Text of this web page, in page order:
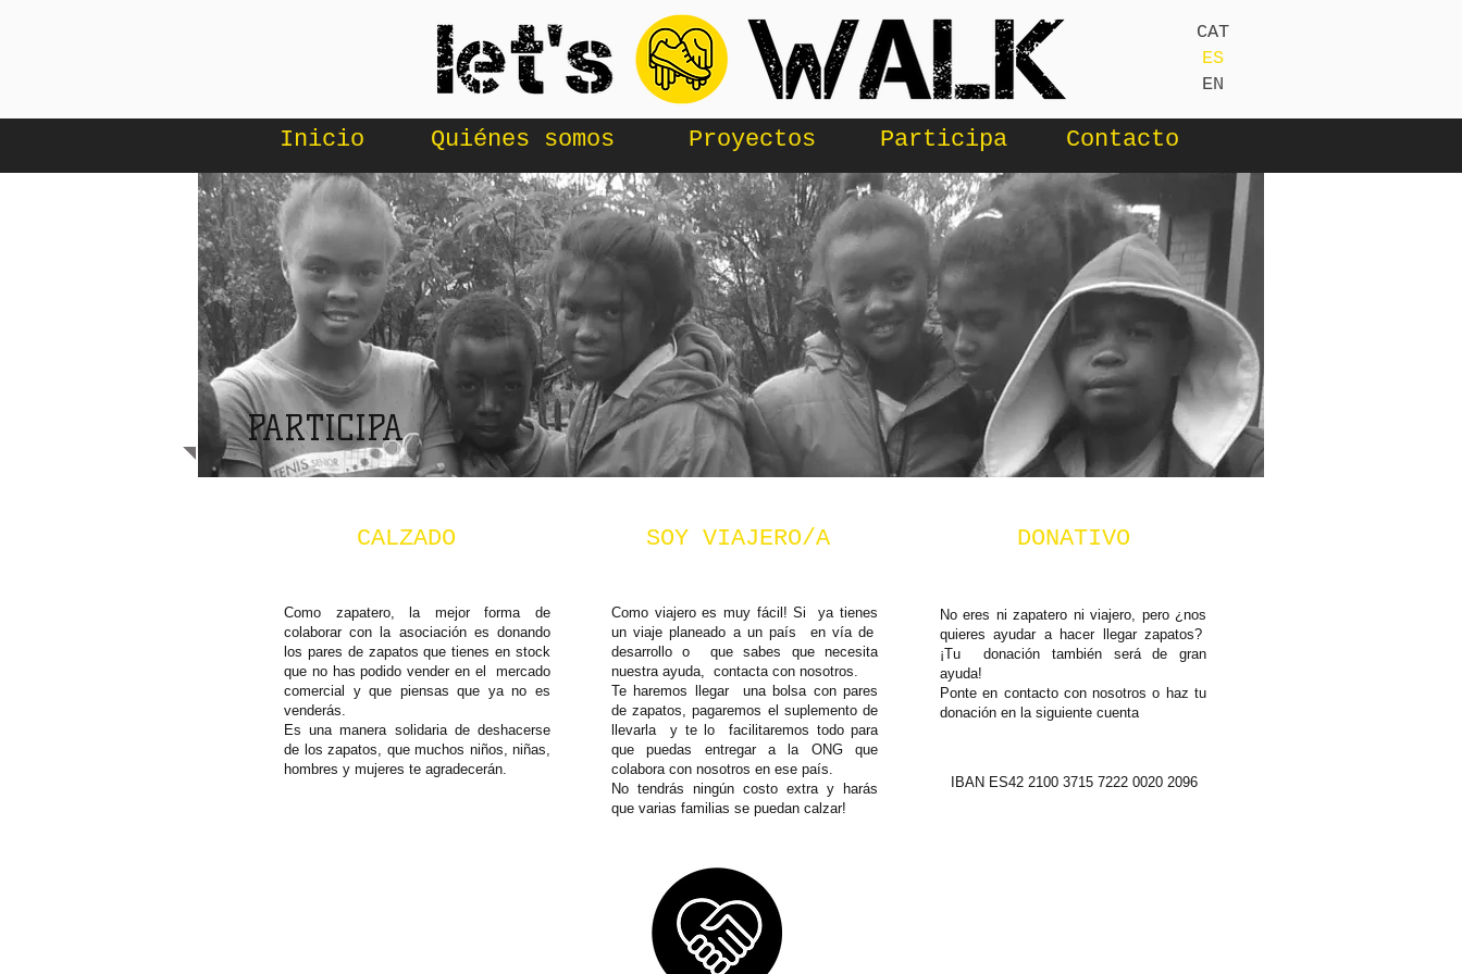
CAT
ES
EN
Inicio Quiénes somos Proyectos Participa Contacto
PARTICIPA
CALZADO
Como zapatero, la mejor forma de
colaborar con la asociación es donando
los pares de zapatos que tienes en stock
que no has podido vender en el mercado
comercial y que piensas que ya no es
venderás.
Es una manera solidaria de deshacerse
de los zapatos, que muchos niños, niñas,
hombres y mujeres te agradecerán.
SOY VIAJERO/A
Como viajero es muy fácil! Si ya tienes
un viaje planeado a un país en vía de
desarrollo o que sabes que necesita
nuestra ayuda, contacta con nosotros.
Te haremos llegar una bolsa con pares
de zapatos, pagaremos el suplemento de
llevarla y te lo facilitaremos todo para
que puedas entregar a la ONG que
colabora con nosotros en ese país.
No tendrás ningún costo extra y harás
que varias familias se puedan calzar!
DONATIVO
No eres ni zapatero ni viajero, pero ¿nos
quieres ayudar a hacer llegar zapatos?
¡Tu donación también será de gran
ayuda!
Ponte en contacto con nosotros o haz tu
donación en la siguiente cuenta
IBAN ES42 2100 3715 7222 0020 2096